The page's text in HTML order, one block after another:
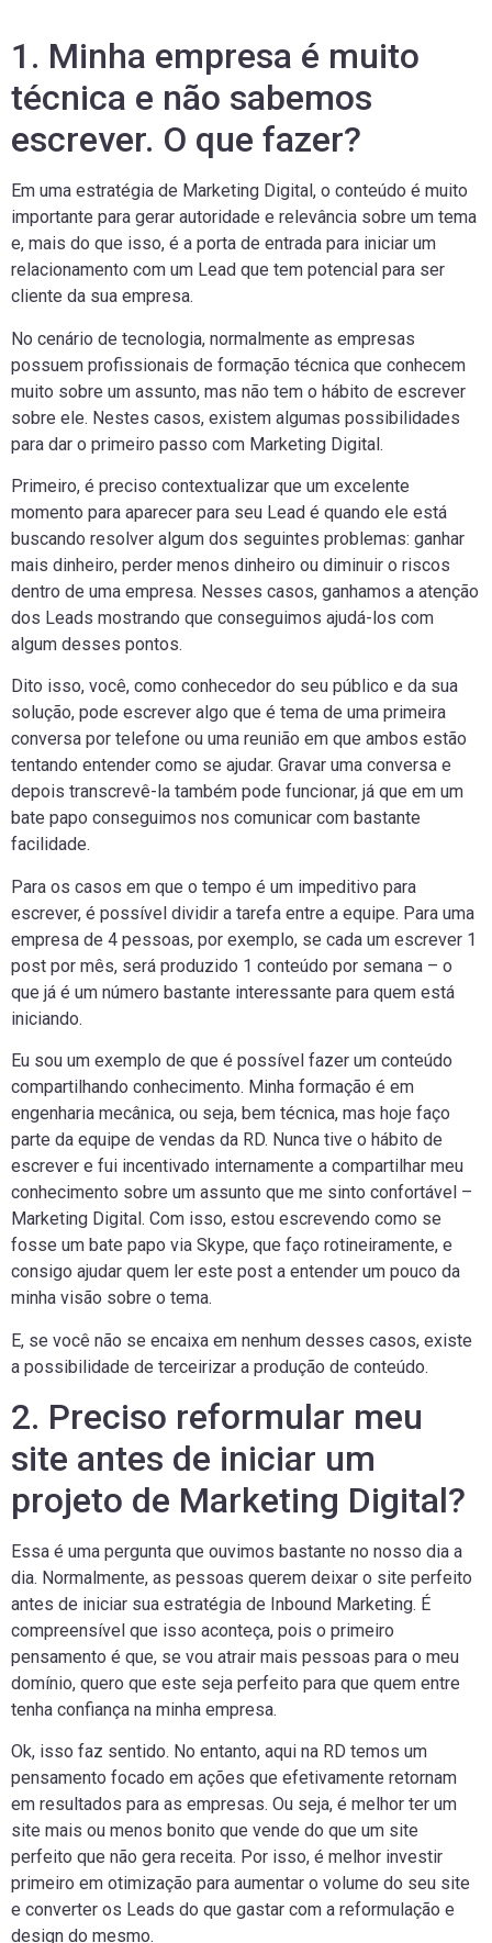
1. Minha empresa é muito
técnica e não sabemos
escrever. O que fazer?
Em uma estratégia de Marketing Digital, o conteúdo é muito
importante para gerar autoridade e relevância sobre um tema
e, mais do que isso, é a porta de entrada para iniciar um
relacionamento com um Lead que tem potencial para ser
cliente da sua empresa.
No cenário de tecnologia, normalmente as empresas
possuem profissionais de formação técnica que conhecem
muito sobre um assunto, mas não tem o hábito de escrever
sobre ele. Nestes casos, existem algumas possibilidades
para dar o primeiro passo com Marketing Digital.
Primeiro, é preciso contextualizar que um excelente
momento para aparecer para seu Lead é quando ele está
buscando resolver algum dos seguintes problemas: ganhar
mais dinheiro, perder menos dinheiro ou diminuir o riscos
dentro de uma empresa. Nesses casos, ganhamos a atenção
dos Leads mostrando que conseguimos ajudá-los com
algum desses pontos.
Dito isso, você, como conhecedor do seu público e da sua
solução, pode escrever algo que é tema de uma primeira
conversa por telefone ou uma reunião em que ambos estão
tentando entender como se ajudar. Gravar uma conversa e
depois transcrevê-la também pode funcionar, já que em um
bate papo conseguimos nos comunicar com bastante
facilidade.
Para os casos em que o tempo é um impeditivo para
escrever, é possível dividir a tarefa entre a equipe. Para uma
empresa de 4 pessoas, por exemplo, se cada um escrever 1
post por mês, será produzido 1 conteúdo por semana – o
que já é um número bastante interessante para quem está
iniciando.
Eu sou um exemplo de que é possível fazer um conteúdo
compartilhando conhecimento. Minha formação é em
engenharia mecânica, ou seja, bem técnica, mas hoje faço
parte da equipe de vendas da RD. Nunca tive o hábito de
escrever e fui incentivado internamente a compartilhar meu
conhecimento sobre um assunto que me sinto confortável –
Marketing Digital. Com isso, estou escrevendo como se
fosse um bate papo via Skype, que faço rotineiramente, e
consigo ajudar quem ler este post a entender um pouco da
minha visão sobre o tema.
E, se você não se encaixa em nenhum desses casos, existe
a possibilidade de terceirizar a produção de conteúdo.
2. Preciso reformular meu
site antes de iniciar um
projeto de Marketing Digital?
Essa é uma pergunta que ouvimos bastante no nosso dia a
dia. Normalmente, as pessoas querem deixar o site perfeito
antes de iniciar sua estratégia de Inbound Marketing. É
compreensível que isso aconteça, pois o primeiro
pensamento é que, se vou atrair mais pessoas para o meu
domínio, quero que este seja perfeito para que quem entre
tenha confiança na minha empresa.
Ok, isso faz sentido. No entanto, aqui na RD temos um
pensamento focado em ações que efetivamente retornam
em resultados para as empresas. Ou seja, é melhor ter um
site mais ou menos bonito que vende do que um site
perfeito que não gera receita. Por isso, é melhor investir
primeiro em otimização para aumentar o volume do seu site
e converter os Leads do que gastar com a reformulação e
design do mesmo.